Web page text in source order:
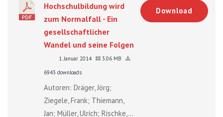
Hochschulbildung wird
zum Normalfall - Ein
gesellschaftlicher
Wandel und seine Folgen
1. Januar 2014
3.06 MB
6943 downloads
Autoren: Dräger, Jörg;
Ziegele, Frank; Thiemann,
Jan; Müller, Ulrich; Rischke,...
Download